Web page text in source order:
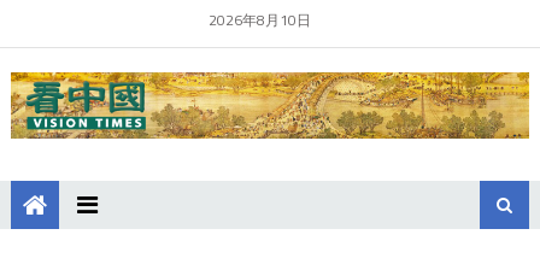
2026年8月10日